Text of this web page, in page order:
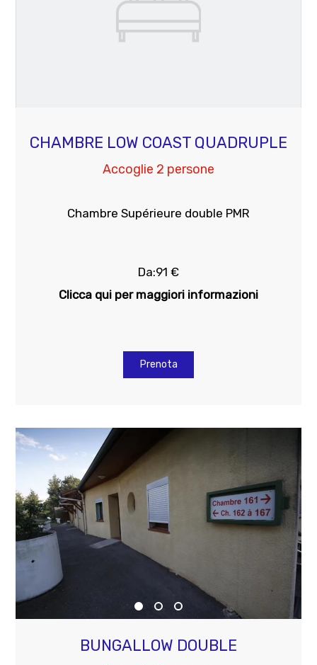
CHAMBRE LOW COAST QUADRUPLE
Accoglie 2 persone
Chambre Supérieure double PMR
Da:91 €
Clicca qui per maggiori informazioni
Prenota
BUNGALLOW DOUBLE